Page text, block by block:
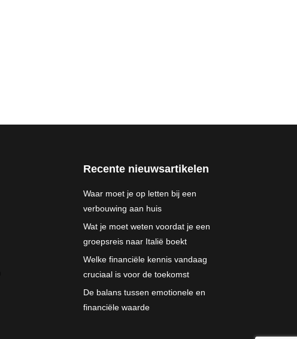
Recente nieuwsartikelen
Waar moet je op letten bij een
verbouwing aan huis
Wat je moet weten voordat je een
groepsreis naar Italië boekt
Welke financiële kennis vandaag
cruciaal is voor de toekomst
De balans tussen emotionele en
financiële waarde